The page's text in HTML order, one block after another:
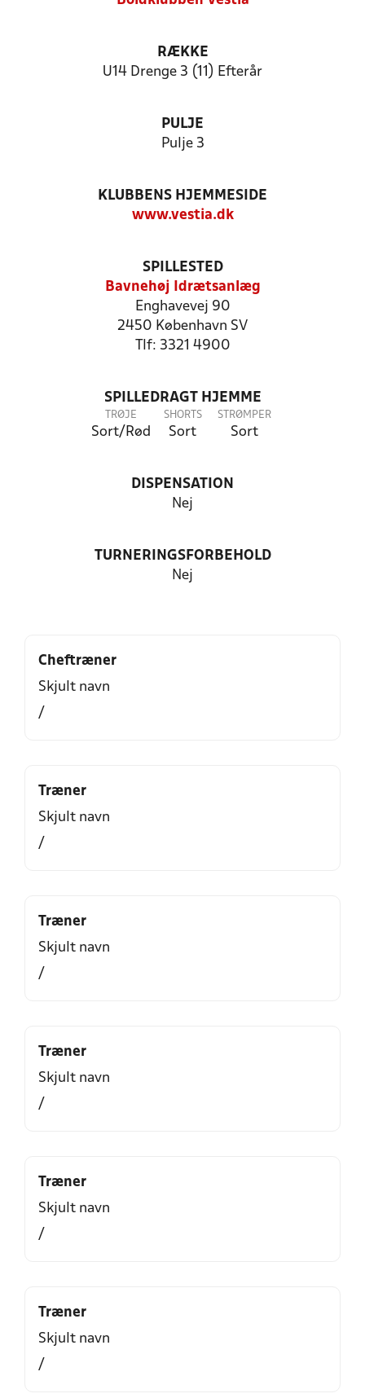
RÆKKE
U14 Drenge 3 (11) Efterår
PULJE
Pulje 3
KLUBBENS HJEMMESIDE
www.vestia.dk
SPILLESTED
Bavnehøj Idrætsanlæg
Enghavevej 90
2450 København SV
Tlf: 3321 4900
SPILLEDRAGT HJEMME
TRØJE
Sort/Rød
SHORTS
Sort
STRØMPER
Sort
DISPENSATION
Nej
TURNERINGSFORBEHOLD
Nej
Cheftræner
Skjult navn
/
Træner
Skjult navn
/
Træner
Skjult navn
/
Træner
Skjult navn
/
Træner
Skjult navn
/
Træner
Skjult navn
/